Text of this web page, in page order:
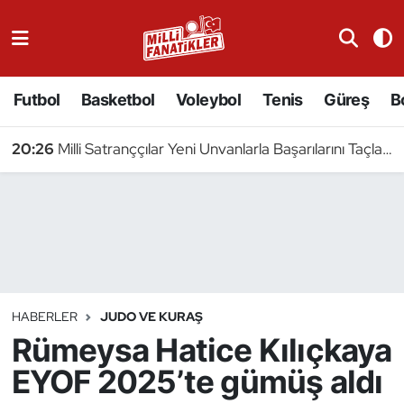
Futbol Basketbol Voleybol Tenis Güreş
20:26 Milli Satranççılar Yeni Unvanlarla Başarılarını Taçlandırdı
HABERLER JUDO VE KURAŞ
Rümeysa Hatice Kılıçkaya
EYOF 2025’te gümüş aldı
Badminton
Binicilik
Bisiklet